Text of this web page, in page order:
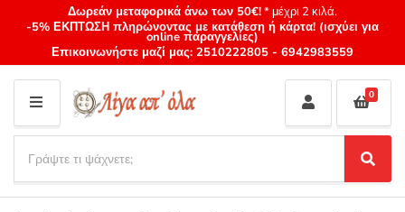
Δωρεάν μεταφορικά άνω των 50€!* μέχρι 2 κιλά.
-5% ΕΚΠΤΩΣΗ πληρώνοντας με κατάθεση ή κάρτα! (ισχύει για
online παραγγελίες)
Επικοινωνήστε μαζί μας: 2510222805 - 6942983559
M
E
N
U
Category
name
a
r
S
e
a
0